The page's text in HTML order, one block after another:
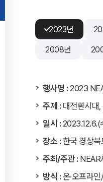
2023년
2008년
행사명 : 2023
주제 : 대전환시대
일시 : 2023.12.6.(
장소 : 한국 경상
주최/주관 : NEAR
방식 : 온·오프라